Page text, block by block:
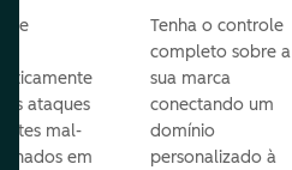
e
ataques
mal-
em
Tenha o controle
completo sobre a
sua marca
conectando um
domínio
personalizado à